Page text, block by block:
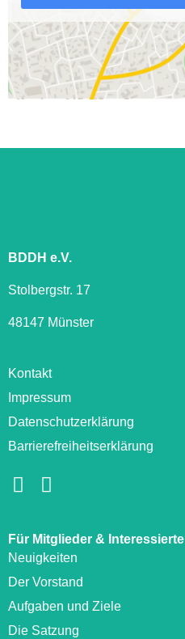
BDDH e.V.
Stolbergstr. 17
48147 Münster
Kontakt
Impressum
Datenschutzerklärung
Barrierefreiheitserklärung
Für Mitglieder & Interessierte
Neuigkeiten
Der Vorstand
Aufgaben und Ziele
Die Satzung